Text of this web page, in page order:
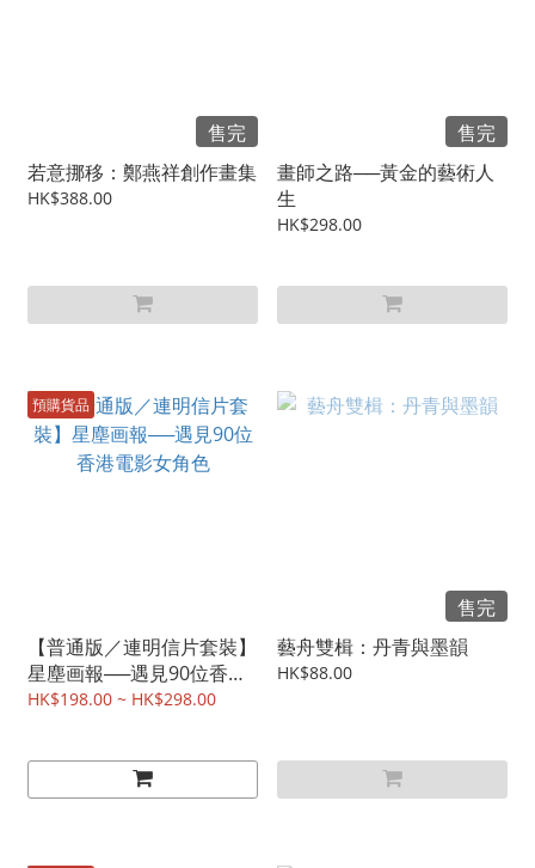
售完
若意挪移：鄭燕祥創作畫集
HK$388.00
售完
畫師之路──黃金的藝術人
生
HK$298.00
預購貨品
【普通版／連明信片套裝】
星塵画報──遇見90位香港
電影女角色
HK$198.00 ~ HK$298.00
售完
藝舟雙楫：丹青與墨韻
HK$88.00